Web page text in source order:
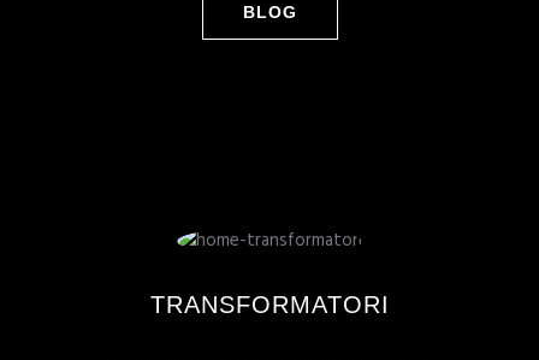
BLOG
TRANSFORMATORI